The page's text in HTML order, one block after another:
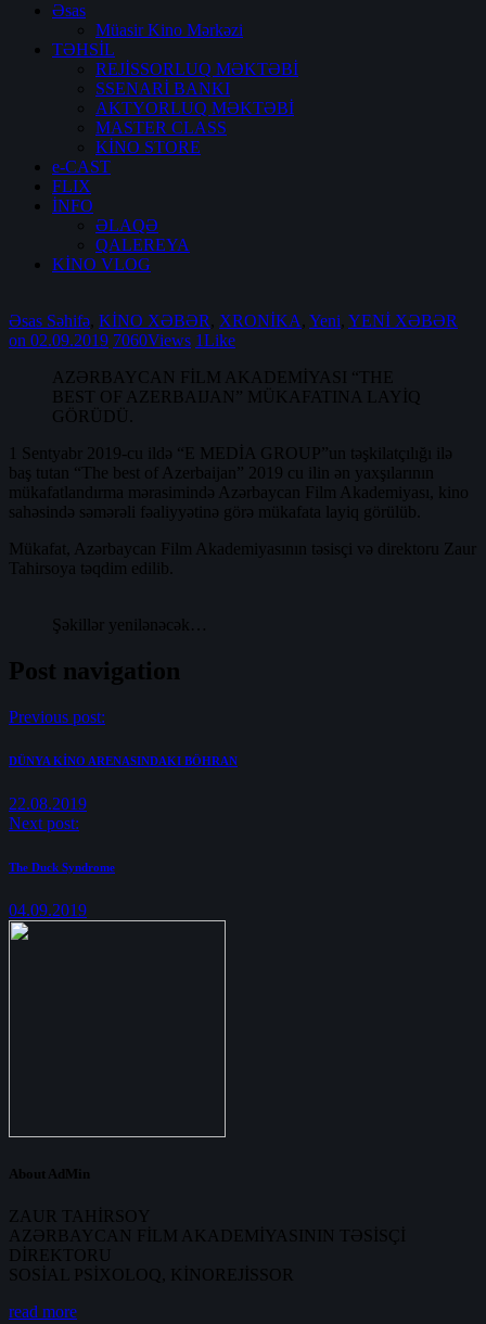
Əsas
Müasir Kino Mərkəzi
TƏHSİL
REJİSSORLUQ MƏKTƏBİ
SSENARİ BANKI
AKTYORLUQ MƏKTƏBİ
MASTER CLASS
KİNO STORE
e-CAST
FLIX
İNFO
ƏLAQƏ
QALEREYA
KİNO VLOG
Əsas Səhifə, KİNO XƏBƏR, XRONİKA, Yeni, YENİ XƏBƏR
on 02.09.2019 7060Views 1Like
AZƏRBAYCAN FİLM AKADEMİYASI “THE
BEST OF AZERBAIJAN” MÜKAFATINA LAYİQ
GÖRÜDÜ.
1 Sentyabr 2019-cu ildə “E MEDİA GROUP”un təşkilatçılığı ilə
baş tutan “The best of Azerbaijan” 2019 cu ilin ən yaxşılarının
mükafatlandırma mərasimində Azərbaycan Film Akademiyası, kino
sahəsində səmərəli fəaliyyətinə görə mükafata layiq görülüb.
Mükafat, Azərbaycan Film Akademiyasının təsisçi və direktoru Zaur
Tahirsoya təqdim edilib.
Şəkillər yenilənəcək…
Post navigation
Previous post:
DÜNYA KİNO ARENASINDAKI BÖHRAN
22.08.2019
Next post:
The Duck Syndrome
04.09.2019
About AdMin
ZAUR TAHİRSOY
AZƏRBAYCAN FİLM AKADEMİYASININ TƏSİSÇİ
DİREKTORU
SOSİAL PSİXOLOQ, KİNOREJİSSOR
read more